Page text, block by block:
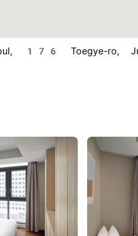
176 Toegye-ro,